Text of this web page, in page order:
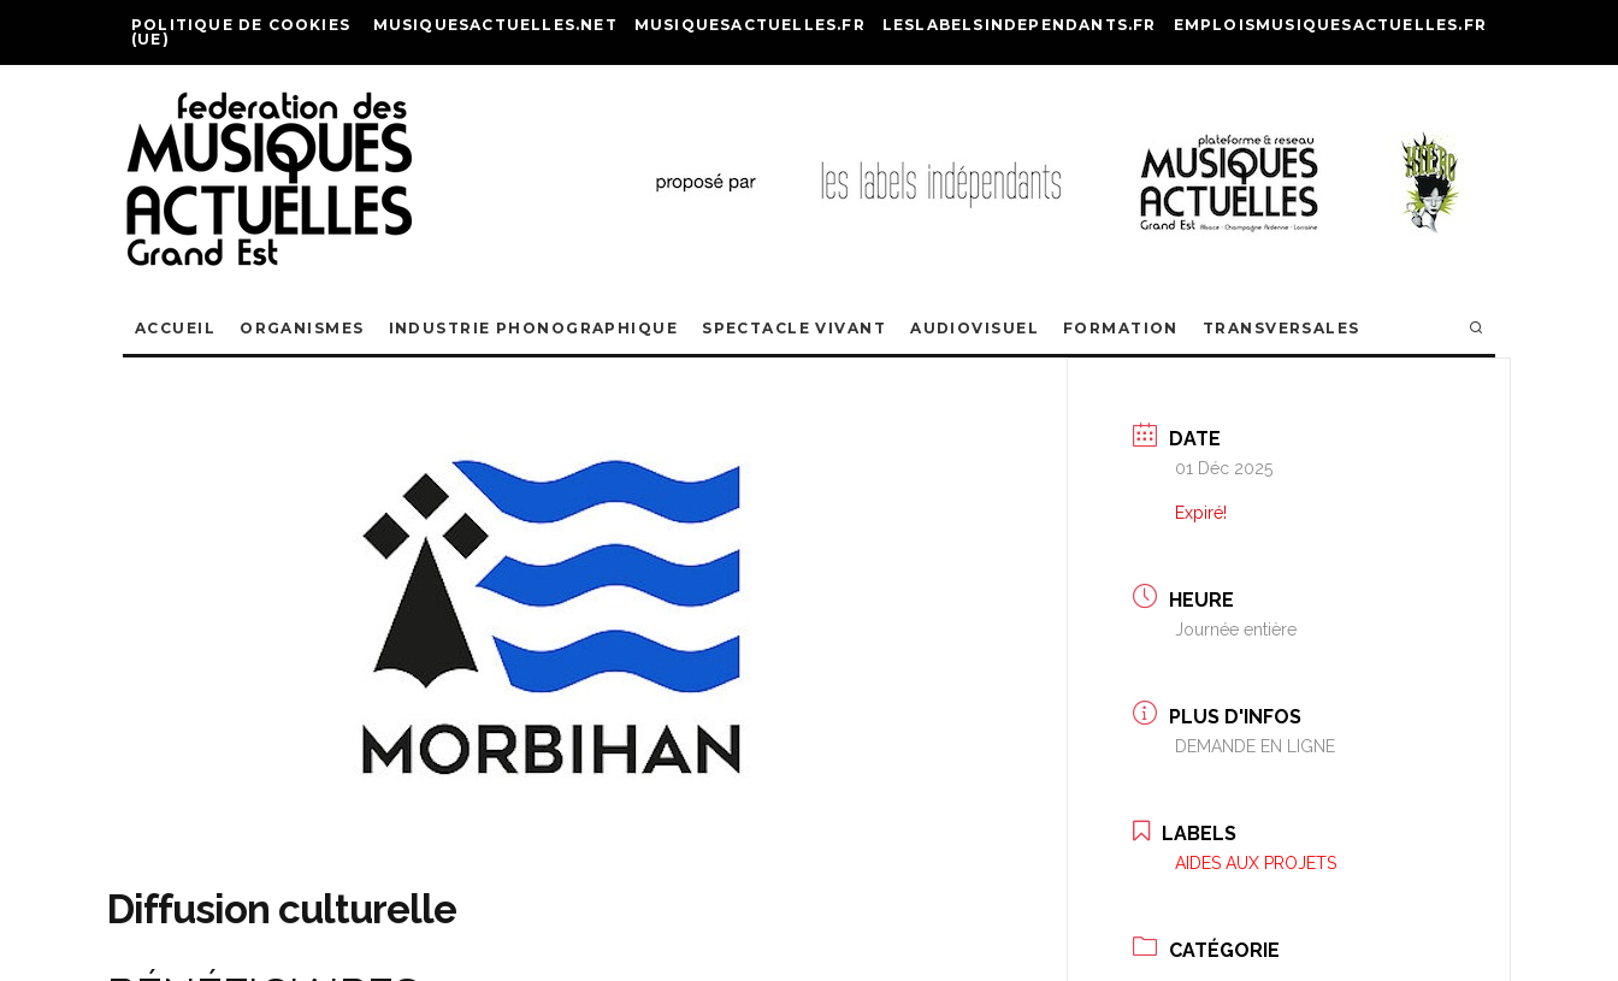
POLITIQUE DE COOKIES
(UE)
MUSIQUESACTUELLES.NET MUSIQUESACTUELLES.FR LESLABELSINDEPENDANTS.FR EMPLOISMUSIQUESACTUELLES.FR
ACCUEIL ORGANISMES INDUSTRIE PHONOGRAPHIQUE SPECTACLE VIVANT AUDIOVISUEL FORMATION TRANSVERSALES
Diffusion culturelle
DATE
01 Déc 2025
Expiré!
HEURE
Journée entière
PLUS D'INFOS
DEMANDE EN LIGNE
LABELS
AIDES AUX PROJETS
CATÉGORIE